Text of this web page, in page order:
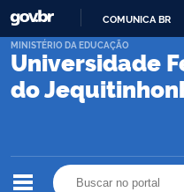
COMUNICA BR
Universidade
do
MINISTÉRIO DA EDUCAÇÃO